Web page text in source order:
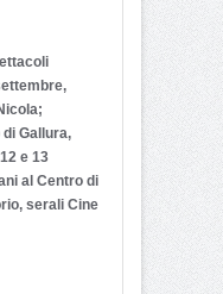
Gallura,
e 13
al Centro di
serali Cine